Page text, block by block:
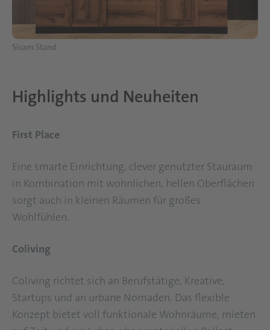
Sicam Stand
Highlights und Neuheiten
First Place
Eine smarte Einrichtung, clever genutzter Stauraum
in Kombination mit wohnlichen, hellen Oberflächen
sorgt auch in kleinen Räumen für großes
Wohlfühlen.
Coliving
Coliving richtet sich an Berufstätige, Kreative,
Startups und an urbane Nomaden. Das flexible
Konzept bietet voll funktionale Wohnräume, mieten